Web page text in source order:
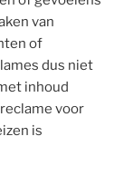
van
of
dus niet
inhoud
voor
is